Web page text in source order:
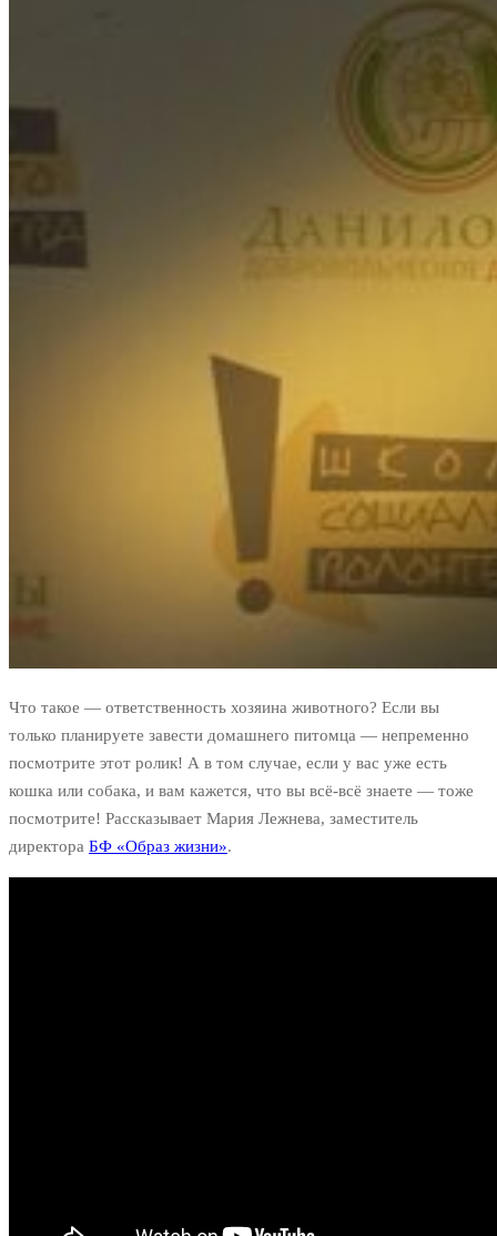
Что такое — ответственность хозяина животного? Если вы
только планируете завести домашнего питомца — непременно
посмотрите этот ролик! А в том случае, если у вас уже есть
кошка или собака, и вам кажется, что вы всё-всё знаете — тоже
посмотрите! Рассказывает Мария Лежнева, заместитель
директора БФ «Образ жизни».